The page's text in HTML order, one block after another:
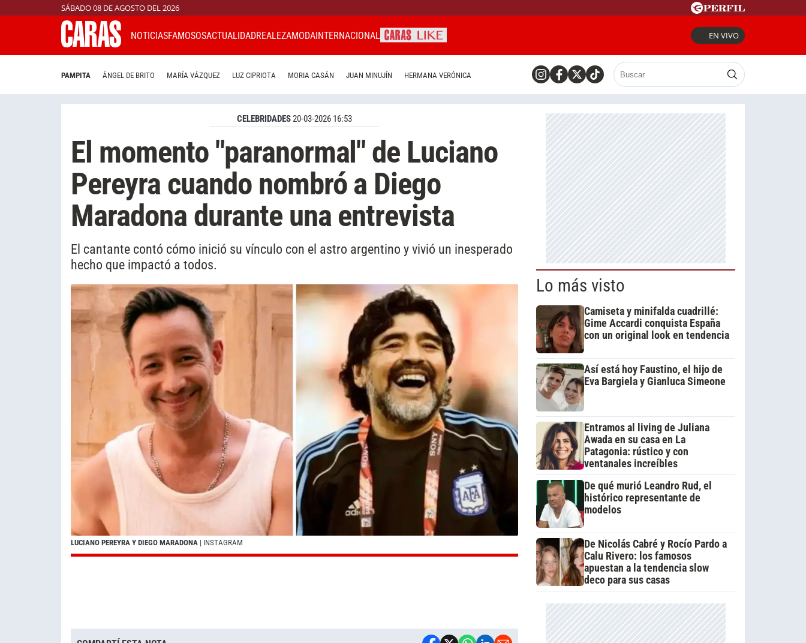
SÁBADO 08 DE AGOSTO DEL 2026
NOTICIASFAMOSOSACTUALIDADREALEZAMODAINTERNACIONAL EN VIVO
PAMPITA ÁNGEL DE BRITO MARÍA VÁZQUEZ LUZ CIPRIOTA MORIA CASÁN JUAN MINUJÍN HERMANA VERÓNICA
CELEBRIDADES20-03-2026 16:53
El momento "paranormal" de Luciano
Pereyra cuando nombró a Diego
Maradona durante una entrevista
El cantante contó cómo inició su vínculo con el astro argentino y vivió un inesperado
hecho que impactó a todos.
LUCIANO PEREYRA Y DIEGO MARADONA | INSTAGRAM
Lo más visto
Camiseta y minifalda cuadrillé:
Gime Accardi conquista España
con un original look en tendencia
Así está hoy Faustino, el hijo de
Eva Bargiela y Gianluca Simeone
Entramos al living de Juliana
Awada en su casa en La
Patagonia: rústico y con
ventanales increíbles
De qué murió Leandro Rud, el
histórico representante de
modelos
De Nicolás Cabré y Rocío Pardo a
Calu Rivero: los famosos
apuestan a la tendencia slow
deco para sus casas